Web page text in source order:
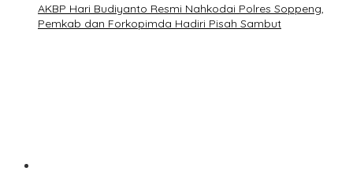
AKBP Hari Budiyanto Resmi Nahkodai Polres Soppeng,
Pemkab dan Forkopimda Hadiri Pisah Sambut